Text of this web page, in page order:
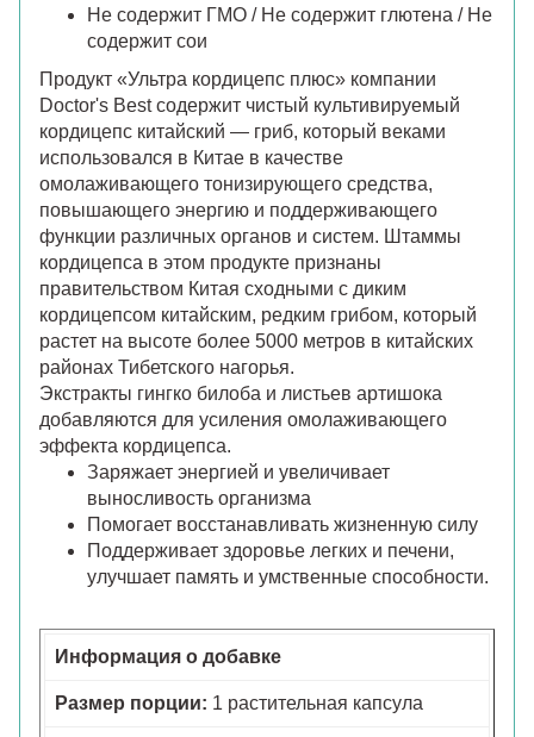
Не содержит ГМО / Не содержит глютена / Не
содержит сои
Продукт «Ультра кордицепс плюс» компании
Doctor's Best содержит чистый культивируемый
кордицепс китайский — гриб, который веками
использовался в Китае в качестве
омолаживающего тонизирующего средства,
повышающего энергию и поддерживающего
функции различных органов и систем. Штаммы
кордицепса в этом продукте признаны
правительством Китая сходными с диким
кордицепсом китайским, редким грибом, который
растет на высоте более 5000 метров в китайских
районах Тибетского нагорья.
Экстракты гингко билоба и листьев артишока
добавляются для усиления омолаживающего
эффекта кордицепса.
Заряжает энергией и увеличивает
выносливость организма
Помогает восстанавливать жизненную силу
Поддерживает здоровье легких и печени,
улучшает память и умственные способности.
Информация о добавке
Размер порции: 1 растительная капсула